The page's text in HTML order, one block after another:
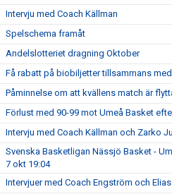
Intervju med Coach Källman
Spelschema framåt
Andelslotteriet dragning Oktober
Få rabatt på biobiljetter tillsammans
Påminnelse om att kvällens match är
Förlust med 90-99 mot Umeå Basket
Intervju med Coach Källman och Zarko
Svenska Basketligan Nässjö Basket -
7 okt 19:04
Intervjuer med Coach Engström och